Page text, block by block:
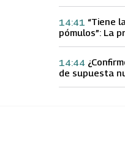
“Tiene
pómulos”: La
14:41
de supuesta
14:44